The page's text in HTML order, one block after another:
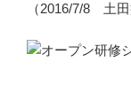
（2016/7/8 土田